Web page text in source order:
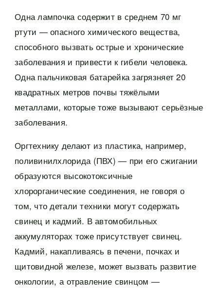
Одна лампочка содержит в среднем 70 мг
ртути — опасного химического вещества,
способного вызвать острые и хронические
заболевания и привести к гибели человека.
Одна пальчиковая батарейка загрязняет 20
квадратных метров почвы тяжёлыми
металлами, которые тоже вызывают серьёзные
заболевания.
Оргтехнику делают из пластика, например,
поливинилхлорида (ПВХ) — при его сжигании
образуются высокотоксичные
хлорорганические соединения, не говоря о
том, что детали техники могут содержать
свинец и кадмий. В автомобильных
аккумуляторах тоже присутствует свинец.
Кадмий, накапливаясь в печени, почках и
щитовидной железе, может вызвать развитие
онкологии, а отравление свинцом —